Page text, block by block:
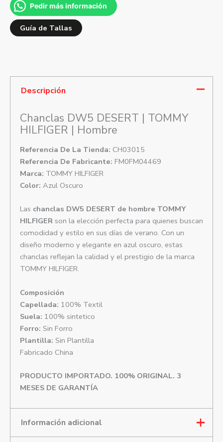
Pedir más información
Guía de Tallas
Descripción
Chanclas DW5 DESERT | TOMMY
HILFIGER | Hombre
Referencia De La Tienda: CH03015
Referencia De Fabricante: FM0FM04469
Marca: TOMMY HILFIGER
Color: Azul Oscuro
Las chanclas DW5 DESERT de hombre TOMMY
HILFIGERson la elección perfecta para quienes buscan
comodidad y estilo en sus días de verano. Con un
diseño moderno y elegante en azul oscuro, estas
chanclas reflejan la calidad y el prestigio de la marca
TOMMY HILFIGER.
Composición
Capellada: 100% Textil
Suela: 100% sintetico
Forro: Sin Forro
Plantilla: Sin Plantilla
Fabricado China
PRODUCTO IMPORTADO. 100% ORIGINAL. 3
MESES DE GARANTÍA
Información adicional